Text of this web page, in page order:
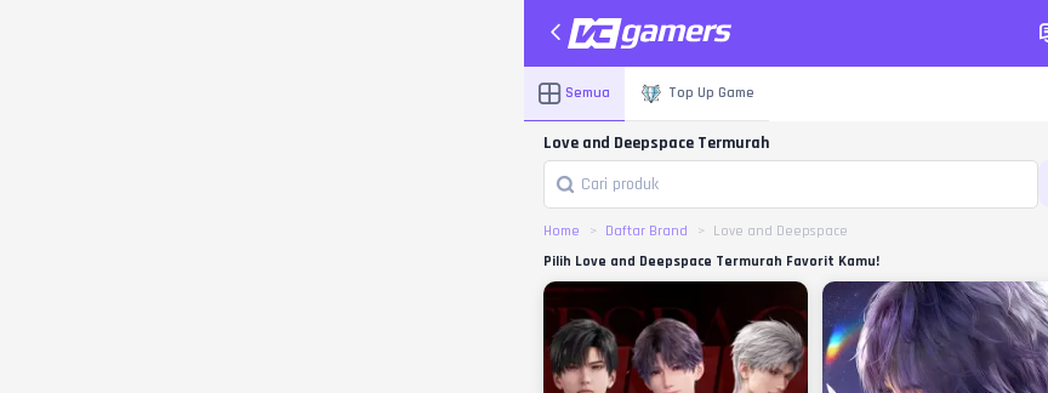
Semua Top Up Game
Love and Deepspace Termurah
Home Daftar Brand
Love and Deepspace
Pilih Love and Deepspace Termurah Favorit Kamu!